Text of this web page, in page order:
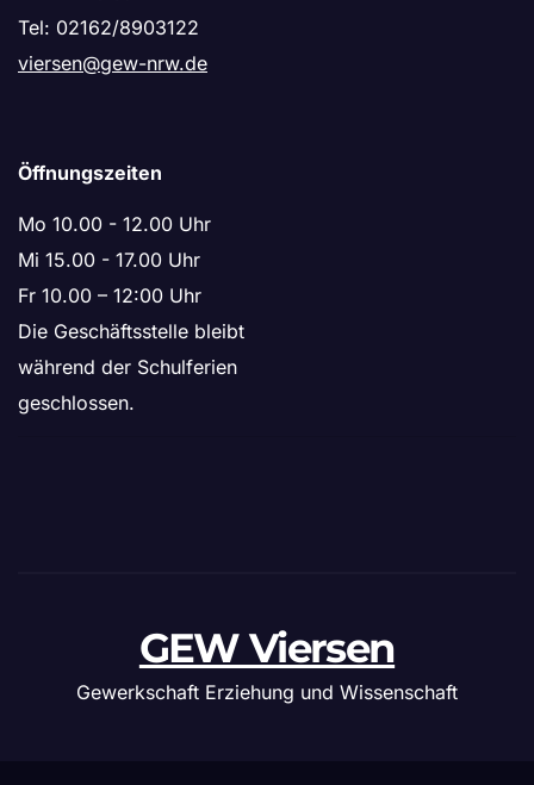
Tel: 02162/8903122
viersen@gew-nrw.de
Öffnungszeiten
Mo 10.00 - 12.00 Uhr
Mi 15.00 - 17.00 Uhr
Fr 10.00 – 12:00 Uhr
Die Geschäftsstelle bleibt
während der Schulferien
geschlossen.
GEW Viersen
Gewerkschaft Erziehung und Wissenschaft